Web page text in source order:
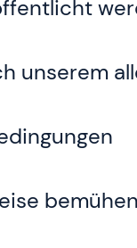
unserem